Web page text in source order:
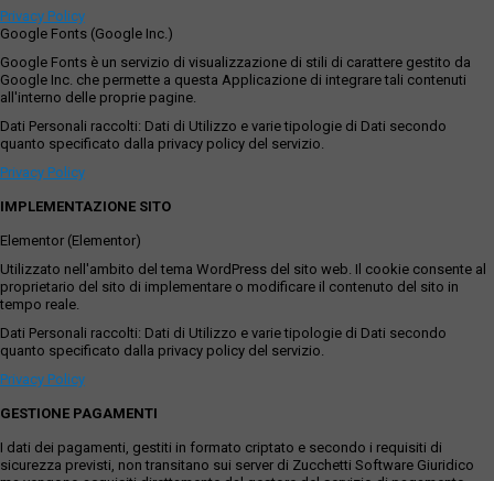
Privacy Policy
Google Fonts (Google Inc.)
Google Fonts è un servizio di visualizzazione di stili di carattere gestito da
Google Inc. che permette a questa Applicazione di integrare tali contenuti
all'interno delle proprie pagine.
Dati Personali raccolti: Dati di Utilizzo e varie tipologie di Dati secondo
quanto specificato dalla privacy policy del servizio.
Privacy Policy
IMPLEMENTAZIONE SITO
Elementor (Elementor)
Utilizzato nell'ambito del tema WordPress del sito web. Il cookie consente al
proprietario del sito di implementare o modificare il contenuto del sito in
tempo reale.
Dati Personali raccolti: Dati di Utilizzo e varie tipologie di Dati secondo
quanto specificato dalla privacy policy del servizio.
Privacy Policy
GESTIONE PAGAMENTI
I dati dei pagamenti, gestiti in formato criptato e secondo i requisiti di
sicurezza previsti, non transitano sui server di Zucchetti Software Giuridico